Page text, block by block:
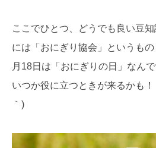
ここでひとつ、どうでも良い豆
には「おにぎり協会」というも
月18日は「おにぎりの日」なん
いつか役に立つときが来るかも
｀)